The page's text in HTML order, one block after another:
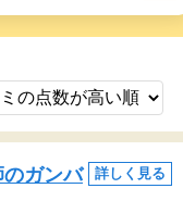
ガンバ 詳しく見る